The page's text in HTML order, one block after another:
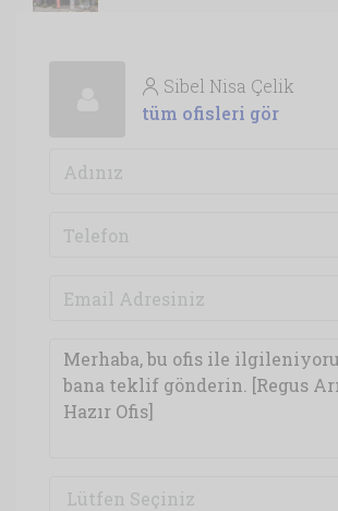
Sibel Nisa Çelik
tüm ofisleri gör
Lütfen Seçiniz